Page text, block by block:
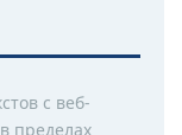
с веб-
пределах